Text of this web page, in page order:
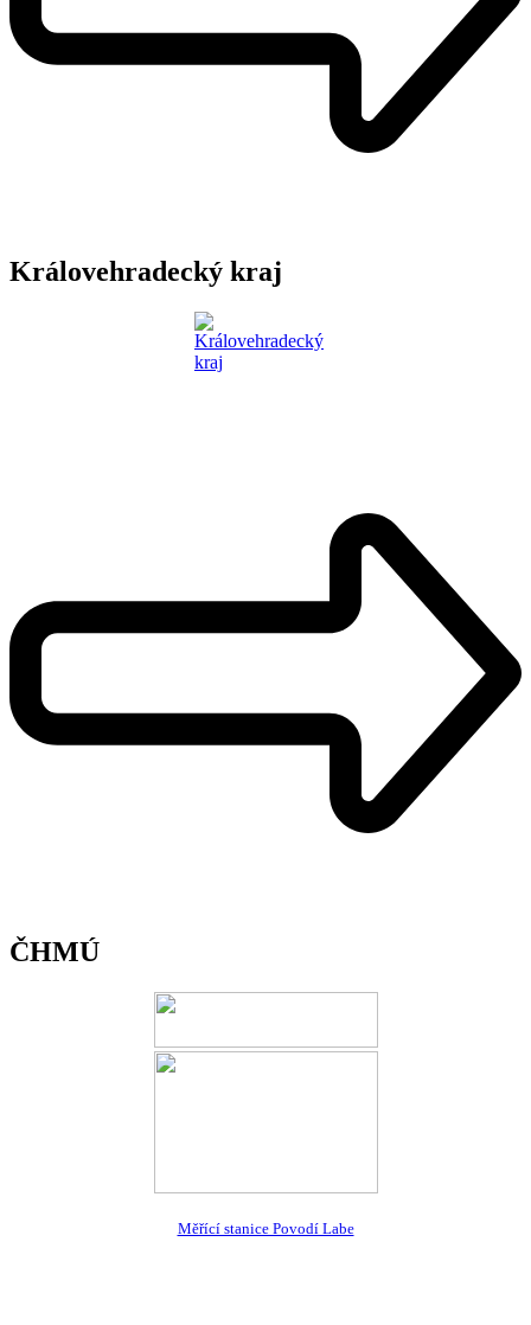
Královehradecký kraj
ČHMÚ
Měřící stanice Povodí Labe